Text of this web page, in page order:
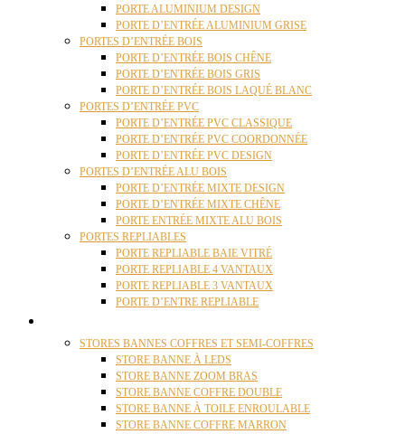
PORTE ALUMINIUM DESIGN
PORTE D’ENTRÉE ALUMINIUM GRISE
PORTES D’ENTRÉE BOIS
PORTE D’ENTRÉE BOIS CHÊNE
PORTE D’ENTRÉE BOIS GRIS
PORTE D’ENTRÉE BOIS LAQUÉ BLANC
PORTES D’ENTRÉE PVC
PORTE D’ENTRÉE PVC CLASSIQUE
PORTE D’ENTRÉE PVC COORDONNÉE
PORTE D’ENTRÉE PVC DESIGN
PORTES D’ENTRÉE ALU BOIS
PORTE D’ENTRÉE MIXTE DESIGN
PORTE D’ENTRÉE MIXTE CHÊNE
PORTE ENTRÉE MIXTE ALU BOIS
PORTES REPLIABLES
PORTE REPLIABLE BAIE VITRÉ
PORTE REPLIABLE 4 VANTAUX
PORTE REPLIABLE 3 VANTAUX
PORTE D’ENTRE REPLIABLE
STORES BANNES COFFRES ET SEMI-COFFRES
STORE BANNE À LEDS
STORE BANNE ZOOM BRAS
STORE BANNE COFFRE DOUBLE
STORE BANNE À TOILE ENROULABLE
STORE BANNE COFFRE MARRON